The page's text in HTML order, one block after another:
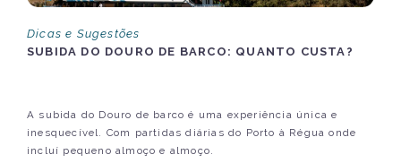
Dicas e Sugestões
SUBIDA DO DOURO DE BARCO: QUANTO CUSTA?
A subida do Douro de barco é uma experiência única e
inesquecível. Com partidas diárias do Porto à Régua onde
incluí pequeno almoço e almoço.